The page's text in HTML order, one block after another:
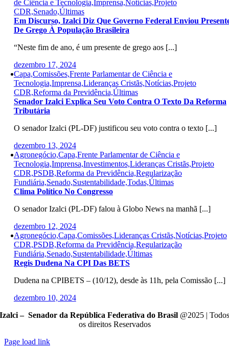
de Ciência e Tecnologia,Imprensa,Notícias,Projeto
CDR,Senado,Últimas
Em Discurso, Izalci Diz Que Governo Federal Enviou
De Grego À População Brasileira
“Neste fim de ano, é um presente de grego aos [...]
dezembro 17, 2024
Capa,Comissões,Frente Parlamentar de Ciência e
Tecnologia,Imprensa,Lideranças Cristãs,Notícias,Projeto
CDR,Reforma da Previdência,Últimas
Senador Izalci Explica Seu Voto Contra O Texto Da Reforma
Tributária
O senador Izalci (PL-DF) justificou seu voto contra o texto [...]
dezembro 13, 2024
Agronegócio,Capa,Frente Parlamentar de Ciência e
Tecnologia,Imprensa,Investimentos,Lideranças Cristãs,Projeto
CDR,PSDB,Reforma da Previdência,Regularização
Fundiária,Senado,Sustentabilidade,Todas,Últimas
Clima Político No Congresso
O senador Izalci (PL-DF) falou à Globo News na manhã [...]
dezembro 12, 2024
Agronegócio,Capa,Comissões,Lideranças Cristãs,Notícias,Projeto
CDR,PSDB,Reforma da Previdência,Regularização
Fundiária,Senado,Sustentabilidade,Últimas
Regis Dudena Na CPI Das BETS
Dudena na CPIBETS – (10/12), desde às 11h, pela Comissão [...]
dezembro 10, 2024
Izalci – Senador da República Federativa do Brasil @2025 | Todos
os direitos Reservados
Page load link